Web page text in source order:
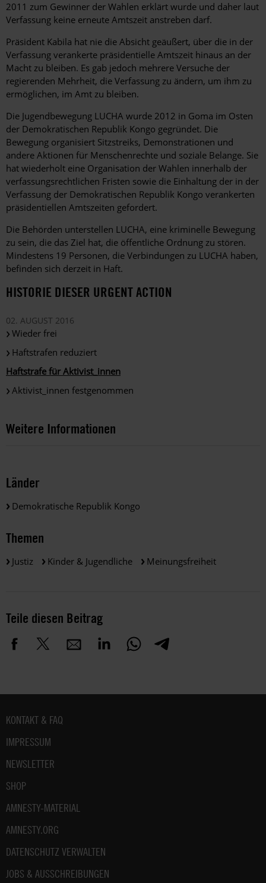
2011 zum Gewinner der Wahlen erklärt wurde und daher laut
Verfassung keine erneute Amtszeit anstreben darf.
Präsident Kabila hat nie die Absicht geäußert, über die in der
Verfassung verankerte präsidentielle Amtszeit hinaus an der
Macht zu bleiben. Es gab jedoch mehrere Versuche der
regierenden Mehrheit, die Verfassung zu ändern, um ihm zu
ermöglichen, im Amt zu bleiben.
Die Jugendbewegung LUCHA wurde 2012 in Goma im Osten
der Demokratischen Republik Kongo gegründet. Die
Bewegung organisiert Sitzstreiks, Demonstrationen und
andere Aktionen für Menschenrechte und soziale Belange. Sie
hat wiederholt eine Organisation der Wahlen innerhalb der
verfassungsrechtlichen Fristen sowie die Einhaltung der in der
Verfassung der Demokratischen Republik Kongo verankerten
präsidentiellen Amtszeiten gefordert.
Die Behörden unterstellen LUCHA, eine kriminelle Bewegung
zu sein, die das Ziel hat, die öffentliche Ordnung zu stören.
Mindestens 19 Personen, die Verbindungen zu LUCHA haben,
befinden sich derzeit in Haft.
HISTORIE DIESER URGENT ACTION
02. AUGUST 2016
Wieder frei
Haftstrafen reduziert
Haftstrafe für Aktivist_innen
Aktivist_innen festgenommen
Weitere Informationen
Länder
Demokratische Republik Kongo
Themen
Justiz Kinder & Jugendliche Meinungsfreiheit
Teile diesen Beitrag
Fußbereich
KONTAKT & FAQ
IMPRESSUM
NEWSLETTER
SHOP
AMNESTY-MATERIAL
AMNESTY.ORG
DATENSCHUTZ VERWALTEN
JOBS & AUSSCHREIBUNGEN